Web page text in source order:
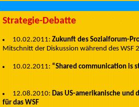
Strategie-Debatte
10.02.2011: Zukunft des Sozialforum-
Mitschnitt der Diskussion während des WSF
10.02.2011: “Shared communication is
12.08.2010: Das US-amerikanische und
für das WSF